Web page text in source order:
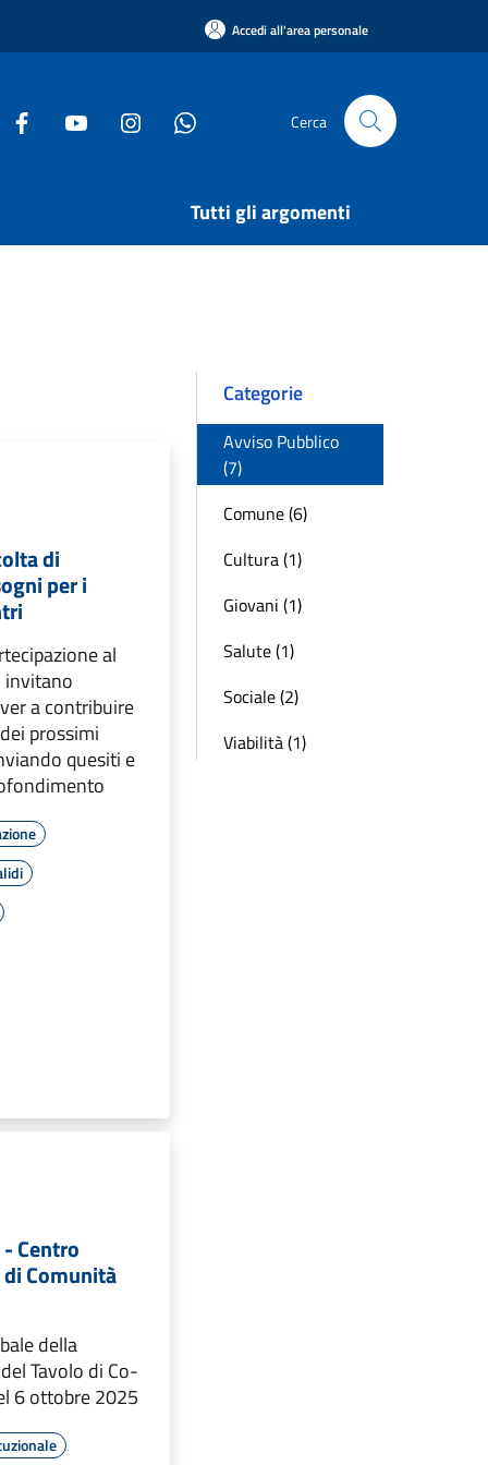
Accedi all'area personale
Cerca
Tutti gli argomenti
di
per i
al
invitano
a contribuire
prossimi
quesiti e
Centro
Comunità
della
Tavolo di Co-
6 ottobre 2025
Categorie
Avviso Pubblico
(7)
Comune (6)
Cultura (1)
Giovani (1)
Salute (1)
Sociale (2)
Viabilità (1)